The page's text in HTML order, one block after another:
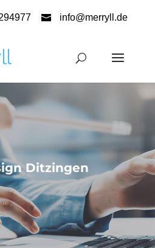
info@merryll.de
Ditzingen